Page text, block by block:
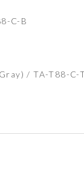
C-B
/ TA-T88-C-